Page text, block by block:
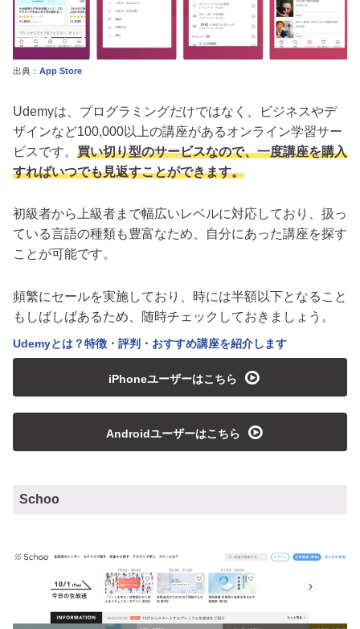
出典： App Store
Udemyは、プログラミングだけではなく、ビジネスやデ
ザインなど100,000以上の講座があるオンライン学習サー
ビスです。 買い切り型のサービスなので、一度講座を購入
すればいつでも見返すことができます。
初級者から上級者まで幅広いレベルに対応しており、扱っ
ている言語の種類も豊富なため、自分にあった講座を探す
ことが可能です。
頻繁にセールを実施しており、時には半額以下となること
もしばしばあるため、随時チェックしておきましょう。
Udemyとは？特徴・評判・おすすめ講座を紹介します
iPhoneユーザーはこちら playmedia
Androidユーザーはこちら playmedia
Schoo